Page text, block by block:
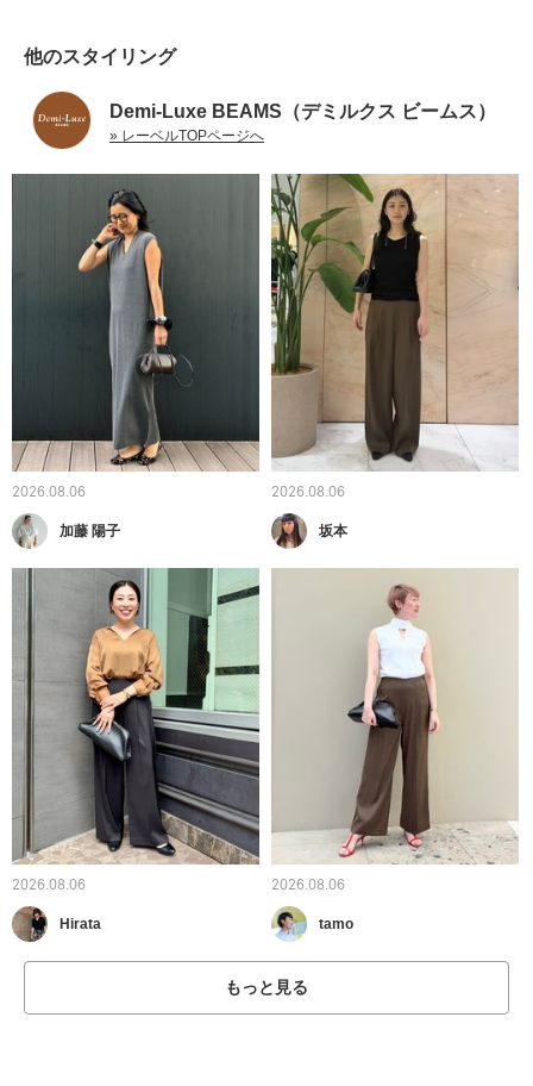
他のスタイリング
Demi-Luxe BEAMS（デミルクス ビームス）
» レーベルTOPページへ
2026.08.06
加藤 陽子
2026.08.06
坂本
2026.08.06
Hirata
2026.08.06
tamo
もっと見る